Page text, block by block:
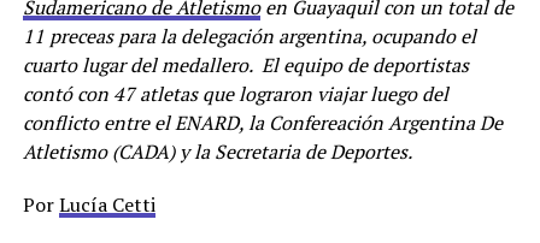
Sudamericano de Atletismoen Guayaquil con un total de
11 preceas para la delegación argentina, ocupando el
cuarto lugar del medallero. El equipo de deportistas
contó con 47 atletas que lograron viajar luego del
conflicto entre el ENARD, la Confereación Argentina De
Atletismo (CADA) y la Secretaria de Deportes.
PorLucía Cetti